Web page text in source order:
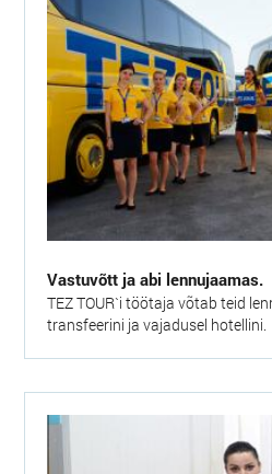
Vastuvõtt ja abi lennujaamas.
TEZ TOUR`i töötaja võtab teid
transfeerini ja vajadusel hotellini.